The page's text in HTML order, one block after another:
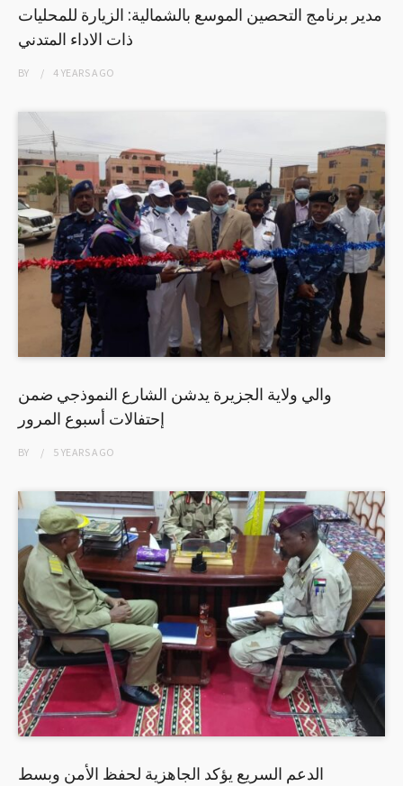
مدير برنامج التحصين الموسع بالشمالية: الزيارة للمحليات
ذات الاداء المتدني
BY 4 YEARSAGO
والي ولاية الجزيرة يدشن الشارع النموذجي ضمن
إحتفالات أسبوع المرور
BY 5 YEARSAGO
الدعم السريع يؤكد الجاهزية لحفظ الأمن وبسط